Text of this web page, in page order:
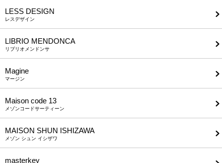
LESS DESIGN
レスデザイン
LIBRIO MENDONCA
リブリオメンドンサ
Magine
マージン
Maison code 13
メゾンコードサーティーン
MAISON SHUN ISHIZAWA
メゾン シュン イシザワ
masterkey